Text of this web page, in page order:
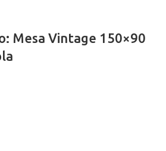
Mesa Vintage 150×90